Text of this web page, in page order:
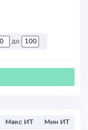
до
Макс ИТ
Мин ИТ